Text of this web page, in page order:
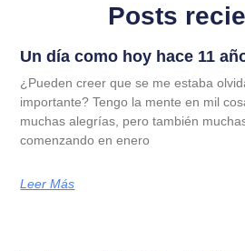
Posts
Un día como hoy hace 11
¿Pueden creer que se me estaba
importante? Tengo la mente en mil
muchas alegrías, pero también
comenzando en enero
Leer Más